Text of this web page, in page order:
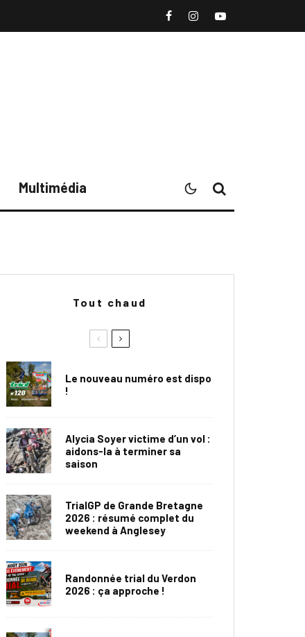
Multimédia
Tout chaud
Le nouveau numéro est dispo
!
Alycia Soyer victime d’un vol :
aidons-la à terminer sa
saison
TrialGP de Grande Bretagne
2026 : résumé complet du
weekend à Anglesey
Randonnée trial du Verdon
2026 : ça approche !